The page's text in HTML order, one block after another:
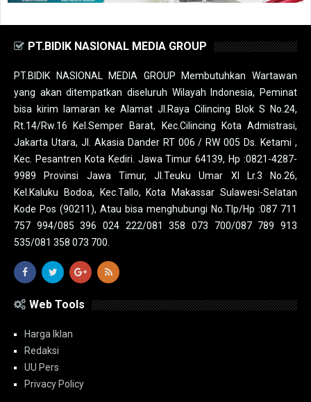
PT.BIDIK NASIONAL MEDIA GROUP
PT.BIDIK NASIONAL MEDIA GROUP Membutuhkan Wartawan
yang akan ditempatkan diseluruh Wilayah Indonesia, Peminat
bisa kirim lamaran ke Alamat Jl.Raya Cilincing Blok S No.24,
Rt.14/Rw.16 Kel.Semper Barat, Kec.Cilincing Kota Admistrasi,
Jakarta Utara, Jl. Akasia Dander RT 006 / RW 005 Ds. Ketami ,
Kec. Pesantren Kota Kediri. Jawa Timur 64139, Hp :0821-4287-
9989 Provinsi Jawa Timur, Jl.Teuku Umar XI Lr.3 No.26,
Kel.Kaluku Bodoa, Kec.Tallo, Kota Makassar Sulawesi-Selatan
Kode Pos (90211), Atau bisa menghubungi No.Tlp/Hp :087 711
757 994/085 396 024 222/081 358 073 700/087 789 913
535/081 358 073 700.
Web Tools
Harga Iklan
Redaksi
UU Pers
Privacy Policy